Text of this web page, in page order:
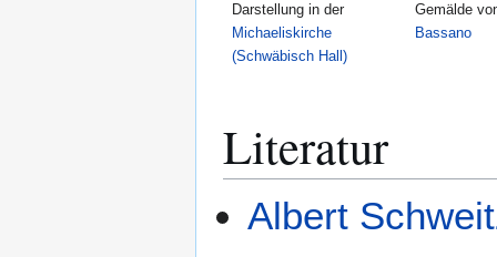
Darstellung in der
Michaeliskirche
(Schwäbisch Hall)
Gemälde
Bassano
Literatur
Albert